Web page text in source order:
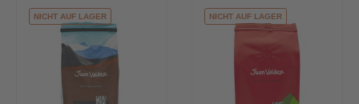
NICHT AUF LAGER NICHT AUF LAGER